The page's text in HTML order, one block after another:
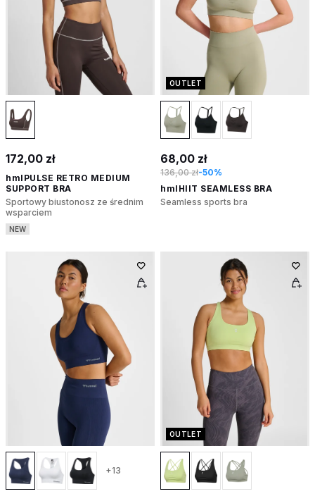
172,00 zł
hmlPULSE RETRO MEDIUM
SUPPORT BRA
Sportowy biustonosz ze średnim
wsparciem
NEW
OUTLET
68,00 zł
136,00 zł-50%
hmlHIIT SEAMLESS BRA
Seamless sports bra
+13
OUTLET